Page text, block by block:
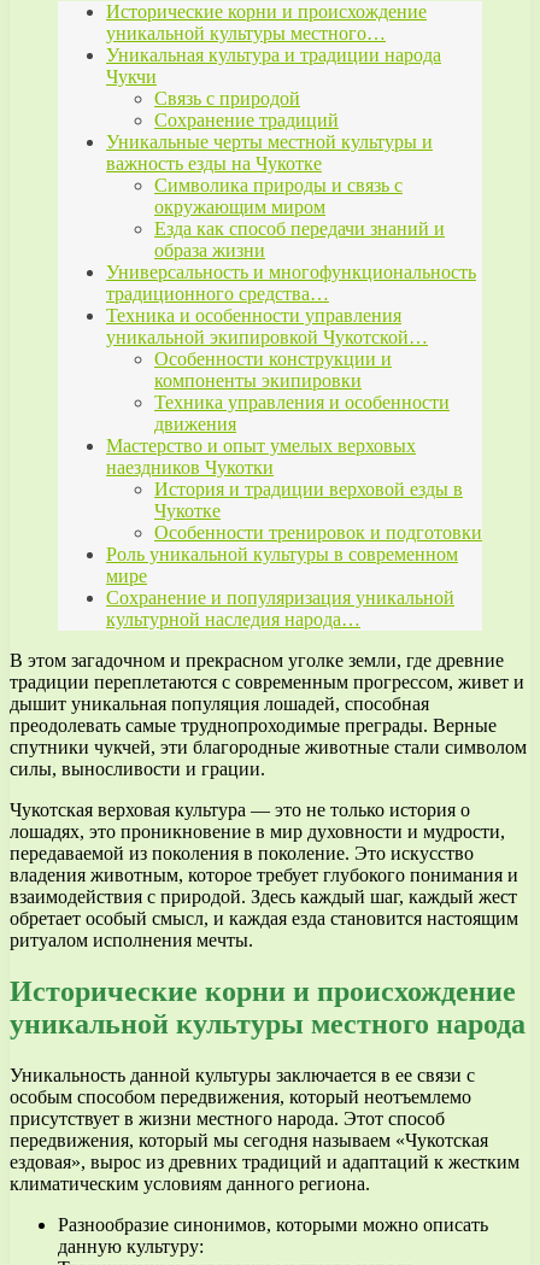
Исторические корни и происхождение
уникальной культуры местного…
Уникальная культура и традиции народа
Чукчи
Связь с природой
Сохранение традиций
Уникальные черты местной культуры и
важность езды на Чукотке
Символика природы и связь с
окружающим миром
Езда как способ передачи знаний и
образа жизни
Универсальность и многофункциональность
традиционного средства…
Техника и особенности управления
уникальной экипировкой Чукотской…
Особенности конструкции и
компоненты экипировки
Техника управления и особенности
движения
Мастерство и опыт умелых верховых
наездников Чукотки
История и традиции верховой езды в
Чукотке
Особенности тренировок и подготовки
Роль уникальной культуры в современном
мире
Сохранение и популяризация уникальной
культурной наследия народа…
В этом загадочном и прекрасном уголке земли, где древние
традиции переплетаются с современным прогрессом, живет и
дышит уникальная популяция лошадей, способная
преодолевать самые труднопроходимые преграды. Верные
спутники чукчей, эти благородные животные стали символом
силы, выносливости и грации.
Чукотская верховая культура — это не только история о
лошадях, это проникновение в мир духовности и мудрости,
передаваемой из поколения в поколение. Это искусство
владения животным, которое требует глубокого понимания и
взаимодействия с природой. Здесь каждый шаг, каждый жест
обретает особый смысл, и каждая езда становится настоящим
ритуалом исполнения мечты.
Исторические корни и происхождение
уникальной культуры местного народа
Уникальность данной культуры заключается в ее связи с
особым способом передвижения, который неотъемлемо
присутствует в жизни местного народа. Этот способ
передвижения, который мы сегодня называем «Чукотская
ездовая», вырос из древних традиций и адаптаций к жестким
климатическим условиям данного региона.
Разнообразие синонимов, которыми можно описать
данную культуру: